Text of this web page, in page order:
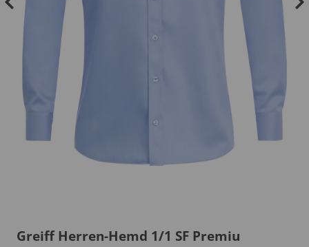
Greiff Herren-Hemd 1/1 SF Premiu